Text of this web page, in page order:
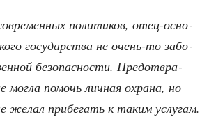
поли­ти­ков, отец-осно­
госу­дар­ства не очень-то забо­
без­опас­но­сти. Предот­вра­
мог­ла помочь лич­ная охра­на, но
желал при­бе­гать к таким услу­гам.